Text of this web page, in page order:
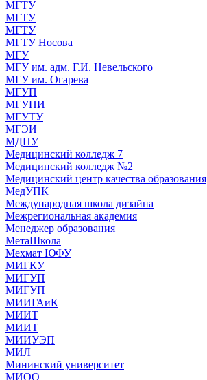
МГТУ
МГТУ
МГТУ
МГТУ Носова
МГУ
МГУ им. адм. Г.И. Невельского
МГУ им. Огарева
МГУП
МГУПИ
МГУТУ
МГЭИ
МДПУ
Медицинский колледж 7
Медицинский колледж №2
Медицинский центр качества образования
МедУПК
Международная школа дизайна
Межрегиональная академия
Менеджер образования
МетаШкола
Мехмат ЮФУ
МИГКУ
МИГУП
МИГУП
МИИГАиК
МИИТ
МИИТ
МИИУЭП
МИЛ
Мининский университет
МИОО